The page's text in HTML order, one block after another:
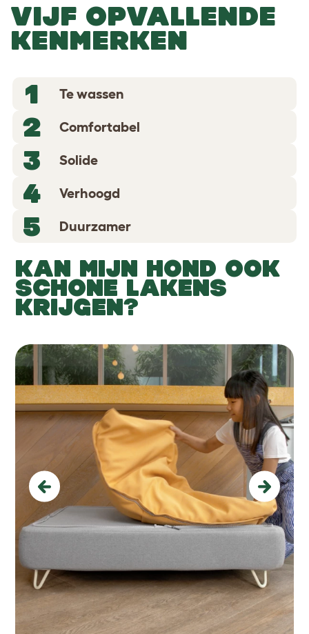
VIJF OPVALLENDE
KENMERKEN
1
Te wassen
2 Comfortabel
3 Solide
4 Verhoogd
5 Duurzamer
KAN MIJN HOND OOK
SCHONE LAKENS
KRIJGEN?
Previous Next